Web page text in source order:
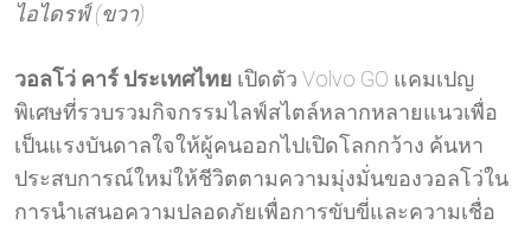
ไอไดรฟ์ (ขวา)
วอลโว่ คาร์ ประเทศไทย เปิดตัว Volvo GO แคมเปญ
พิเศษที่รวบรวมกิจกรรมไลฟ์สไตล์หลากหลายแนวเพื่อ
เป็นแรงบันดาลใจให้ผู้คนออกไปเปิดโลกกว้าง ค้นหา
ประสบการณ์ใหม่ให้ชีวิตตามความมุ่งมั่นของวอลโว่ใน
การนำเสนอความปลอดภัยเพื่อการขับขี่และความเชื่อ